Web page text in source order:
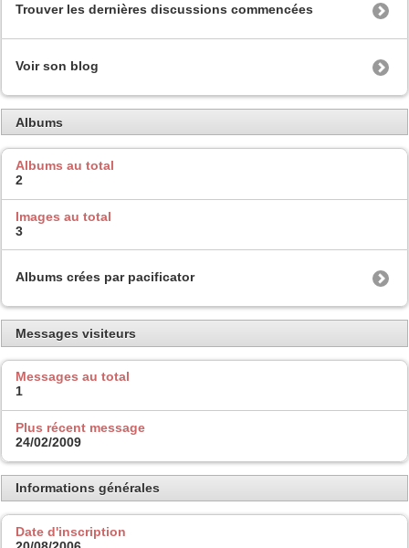
Trouver les dernières discussions commencées
Voir son blog
Albums
Albums au total
2
Images au total
3
Albums crées par pacificator
Messages visiteurs
Messages au total
1
Plus récent message
24/02/2009
Informations générales
Date d'inscription